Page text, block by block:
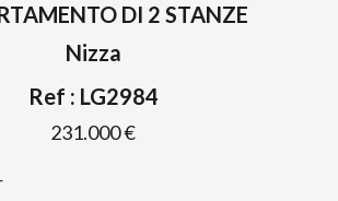
DI 2 STANZE
Nizza
Ref : LG2984
231.000 €